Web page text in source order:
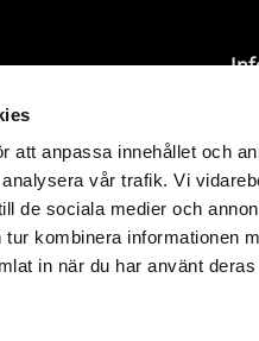
att anpassa innehållet och
vår trafik. Vi
de sociala medier och
kombinera informationen
in när du har använt deras
SEK levereras
det du betalar på